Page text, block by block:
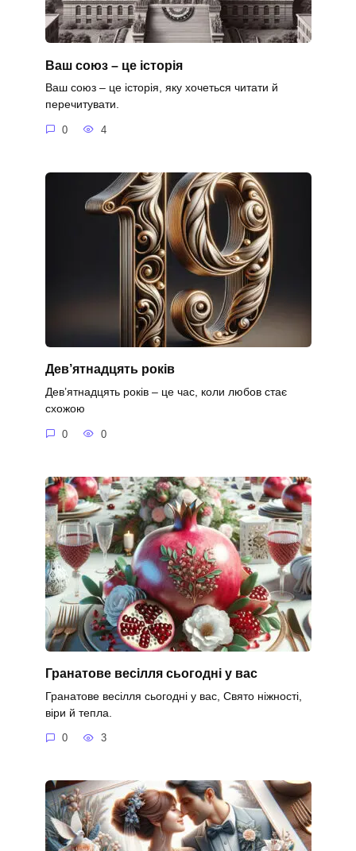
Ваш союз – це історія
Ваш союз – це історія, яку хочеться читати й
перечитувати.
0 4
Дев’ятнадцять років
Дев’ятнадцять років – це час, коли любов стає
схожою
0 0
Гранатове весілля сьогодні у вас
Гранатове весілля сьогодні у вас, Свято ніжності,
віри й тепла.
0 3